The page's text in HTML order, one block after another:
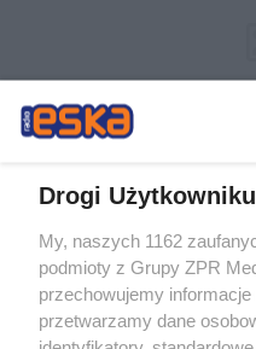
Żaden utwór zamieszczony w
rozpowszechniany lub dalej
tym także elektroniczny lub
eksploatacji w jakiejkolwiek
bez pisemnej zgody właściciela
wykorzystanie utworów w całości
Drogi
My, naszych 1162
podmioty z Grupy ZPR
przechowujemy
przetwarzamy dane